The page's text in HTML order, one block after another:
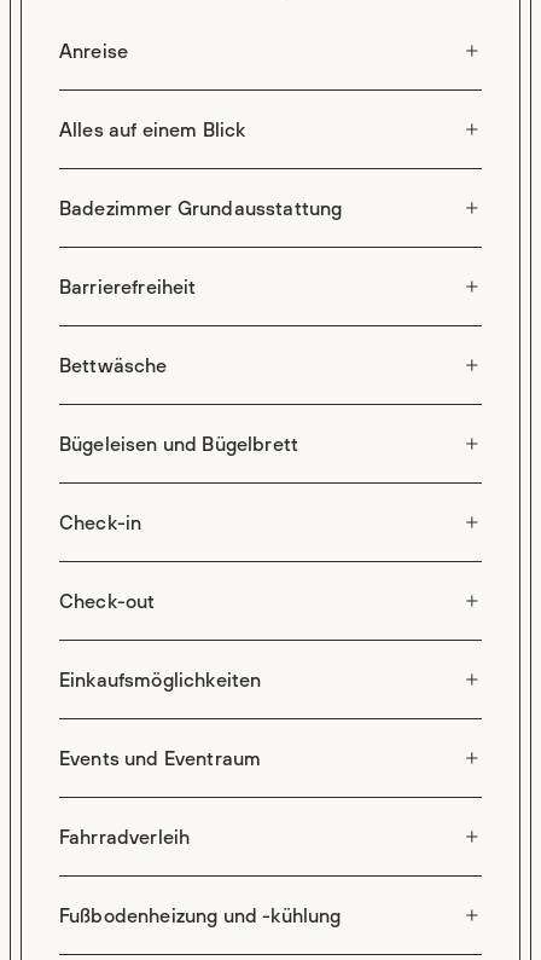
Anreise
Alles auf einem Blick
Badezimmer Grundausstattung
Barrierefreiheit
Bettwäsche
Bügeleisen und Bügelbrett
Check-in
Check-out
Einkaufsmöglichkeiten
Events und Eventraum
Fahrradverleih
Fußbodenheizung und -kühlung